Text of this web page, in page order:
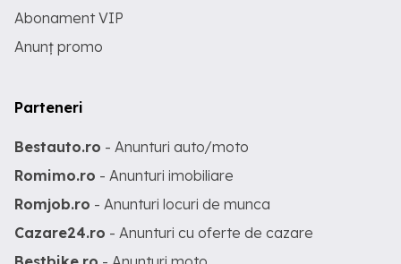
Abonament VIP
Anunț promo
Parteneri
Bestauto.ro - Anunturi auto/moto
Romimo.ro - Anunturi imobiliare
Romjob.ro - Anunturi locuri de munca
Cazare24.ro - Anunturi cu oferte de cazare